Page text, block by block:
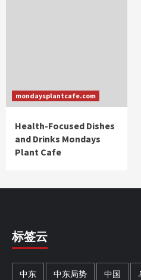
mondaysplantcafe.com
Health-Focused Dishes
and Drinks Mondays
Plant Cafe
标签云
中东 中东局势 中国